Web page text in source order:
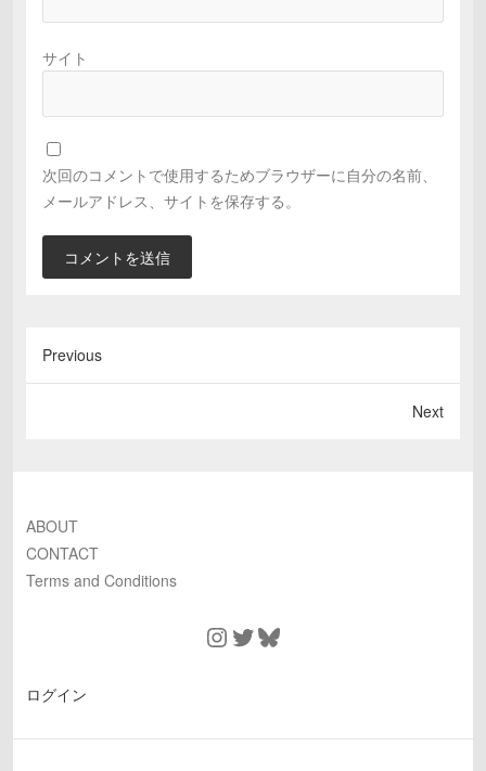
サイト
次回のコメントで使用するためブラウザーに自分の名前、
メールアドレス、サイトを保存する。
Previous
Next
ABOUT
CONTACT
Terms and Conditions
Instagram
TwitterBluesky
ログイン